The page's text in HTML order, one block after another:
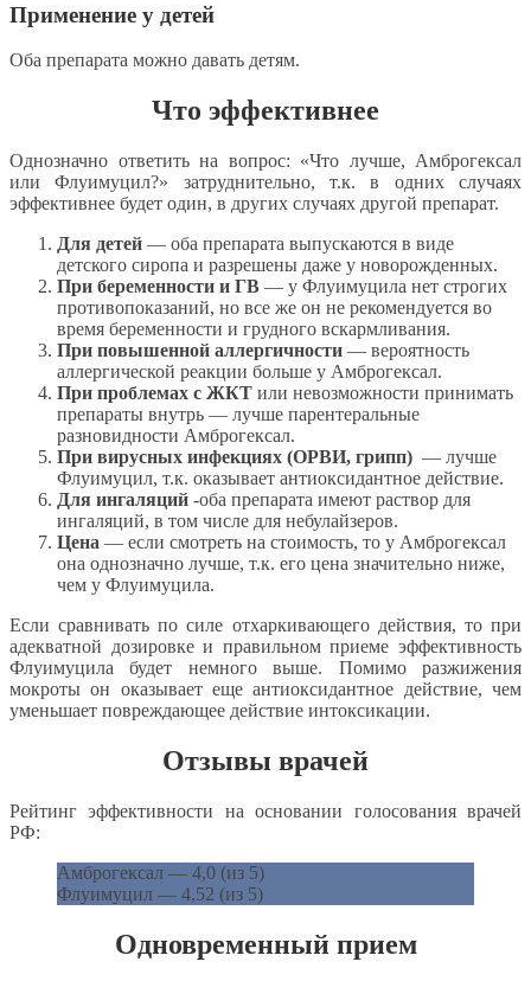
Применение у детей
Оба препарата можно давать детям.
Что эффективнее
Однозначно ответить на вопрос: «Что лучше, Амброгексал
или Флуимуцил?» затруднительно, т.к. в одних случаях
эффективнее будет один, в других случаях другой препарат.
Для детей — оба препарата выпускаются в виде
детского сиропа и разрешены даже у новорожденных.
При беременности и ГВ — у Флуимуцила нет строгих
противопоказаний, но все же он не рекомендуется во
время беременности и грудного вскармливания.
При повышенной аллергичности — вероятность
аллергической реакции больше у Амброгексал.
При проблемах с ЖКТ или невозможности принимать
препараты внутрь — лучше парентеральные
разновидности Амброгексал.
При вирусных инфекциях (ОРВИ, грипп) — лучше
Флуимуцил, т.к. оказывает антиоксидантное действие.
Для ингаляций -оба препарата имеют раствор для
ингаляций, в том числе для небулайзеров.
Цена — если смотреть на стоимость, то у Амброгексал
она однозначно лучше, т.к. его цена значительно ниже,
чем у Флуимуцила.
Если сравнивать по силе отхаркивающего действия, то при
адекватной дозировке и правильном приеме эффективность
Флуимуцила будет немного выше. Помимо разжижения
мокроты он оказывает еще антиоксидантное действие, чем
уменьшает повреждающее действие интоксикации.
Отзывы врачей
Рейтинг эффективности на основании голосования врачей
РФ:
Амброгексал — 4,0 (из 5)
Флуимуцил — 4,52 (из 5)
Одновременный прием